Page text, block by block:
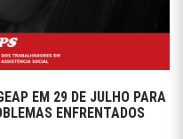
EM 29 DE JULHO PARA
ENFRENTADOS